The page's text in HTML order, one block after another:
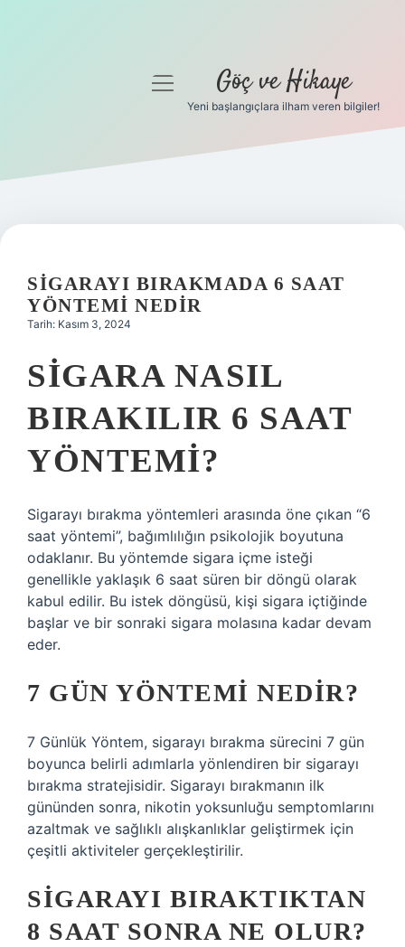
Gizlilik Politikası
Yasal Uyarı
menüyü
Göç ve Hikaye
Yeni başlangıçlara ilham veren bilgiler!
SIGARAYI BIRAKMADA 6 SAAT
YÖNTEMI NEDIR
Tarih: Kasım 3, 2024
SIGARA NASIL
BIRAKILIR 6 SAAT
YÖNTEMI?
Sigarayı bırakma yöntemleri arasında öne çıkan “6
saat yöntemi”, bağımlılığın psikolojik boyutuna
odaklanır. Bu yöntemde sigara içme isteği
genellikle yaklaşık 6 saat süren bir döngü olarak
kabul edilir. Bu istek döngüsü, kişi sigara içtiğinde
başlar ve bir sonraki sigara molasına kadar devam
eder.
7 GÜN YÖNTEMI NEDIR?
7 Günlük Yöntem, sigarayı bırakma sürecini 7 gün
boyunca belirli adımlarla yönlendiren bir sigarayı
bırakma stratejisidir. Sigarayı bırakmanın ilk
gününden sonra, nikotin yoksunluğu semptomlarını
azaltmak ve sağlıklı alışkanlıklar geliştirmek için
çeşitli aktiviteler gerçekleştirilir.
SIGARAYI BIRAKTIKTAN
8 SAAT SONRA NE OLUR?